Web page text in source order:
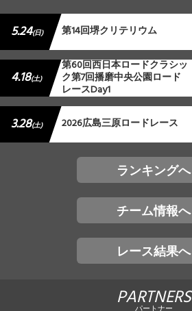
5.24(日) 第14回堺クリテリウム
4.18(土)
第60回西日本ロードクラシッ
ク第7回播磨中央公園ロード
レースDay1
3.28(土) 2026広島三原ロードレース
ランキングへ
チーム情報へ
レース結果へ
PARTNERS
パートナー